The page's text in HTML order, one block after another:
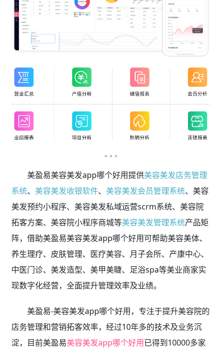
美盈易美容美发app哪个好用提供美容美发店务管理
系统、 美容美发收银软件、 美容美发会员管理系统、美容
美发预约小程序、美容美发私域运营scrm系统、美容院
拓客方案、美容院小程序商城等美容美发管理系统产品矩
阵，借助美盈易美容美发app哪个好用可帮助美容美体、
养生理疗、皮肤管理、医疗美容、月子会所、产康中心、
中医门诊、美发造型、美甲美睫、足浴spa等美业商家实
现数字化经营，全面提升管理效率及业绩。
美盈易-美容美发app哪个好用，专注于提升美容院的
店务管理和营销拓客效率，经过10年多的技术及业务沉
淀，目前美盈易美容美发app哪个好用已得到10000多家